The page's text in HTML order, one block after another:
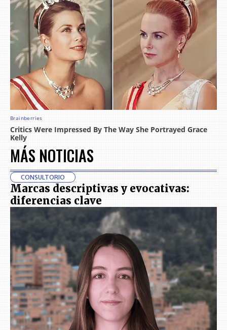
MÁS NOTICIAS
CONSULTORIO
Marcas descriptivas y evocativas:
diferencias clave